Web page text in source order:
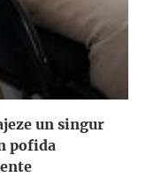
un singur
pofida